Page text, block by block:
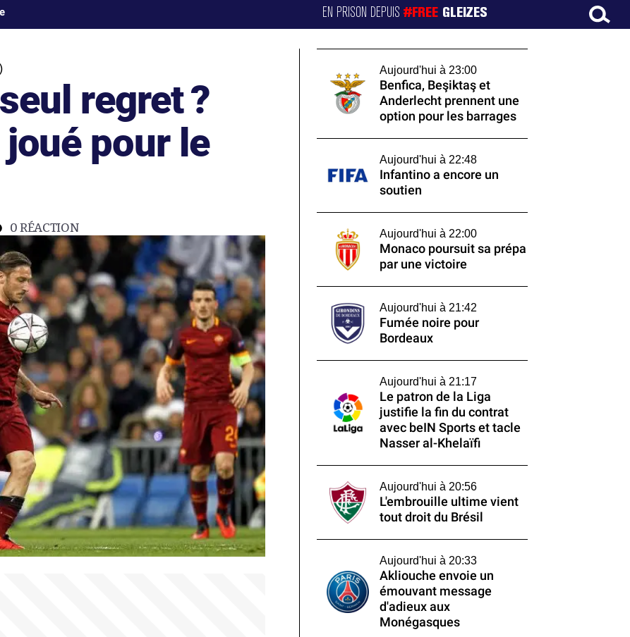
EN PRISON DEPUIS#FREE GLEIZES
regret ?
pour le
0 RÉACTION
Aujourd'hui à 23:00
Benfica, Beşiktaş et
Anderlecht prennent une
option pour les barrages
Aujourd'hui à 22:48
Infantino a encore un
soutien
Aujourd'hui à 22:00
Monaco poursuit sa prépa
par une victoire
Aujourd'hui à 21:42
Fumée noire pour
Bordeaux
Aujourd'hui à 21:17
Le patron de la Liga
justifie la fin du contrat
avec beIN Sports et tacle
Nasser al-Khelaïfi
Aujourd'hui à 20:56
L'embrouille ultime vient
tout droit du Brésil
Aujourd'hui à 20:33
Akliouche envoie un
émouvant message
d'adieux aux
Monégasques